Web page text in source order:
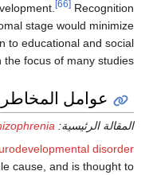
cognitive development.
at the prodromal stage
disruption to
and has been the focus of
المخاطرة
factors of schizophrenia
as a
or single cause,